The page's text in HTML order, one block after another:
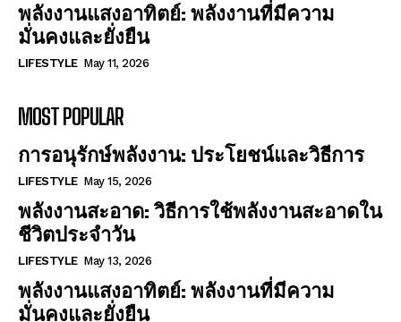
พลังงานแสงอาทิตย์: พลังงานที่มีความ
มั่นคงและยั่งยืน
LIFESTYLE May 11, 2026
MOST POPULAR
การอนุรักษ์พลังงาน: ประโยชน์และวิธีการ
LIFESTYLE May 15, 2026
พลังงานสะอาด: วิธีการใช้พลังงานสะอาดใน
ชีวิตประจำวัน
LIFESTYLE May 13, 2026
พลังงานแสงอาทิตย์: พลังงานที่มีความ
มั่นคงและยั่งยืน